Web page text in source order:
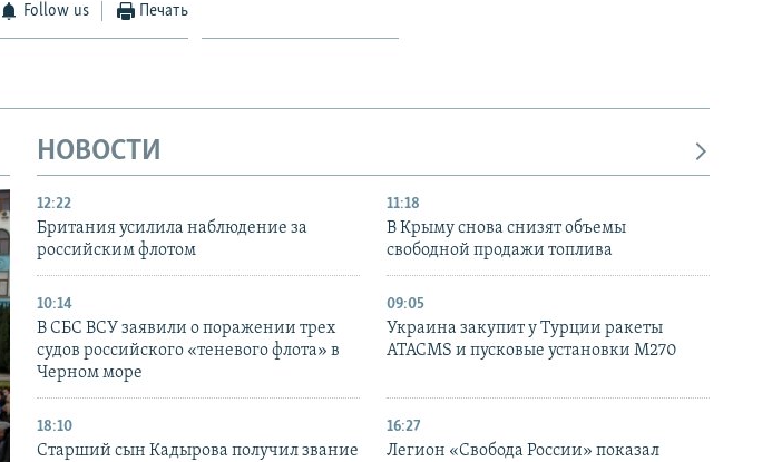
Follow us Печать
НОВОСТИ
12:22
Британия усилила наблюдение за
российским флотом
11:18
В Крыму снова снизят объемы
свободной продажи топлива
10:14
В СБС ВСУ заявили о поражении трех
судов российского «теневого флота» в
Черном море
09:05
Украина закупит у Турции ракеты
ATACMS и пусковые установки M270
18:10
Старший сын Кадырова получил звание
16:27
Легион «Свобода России» показал